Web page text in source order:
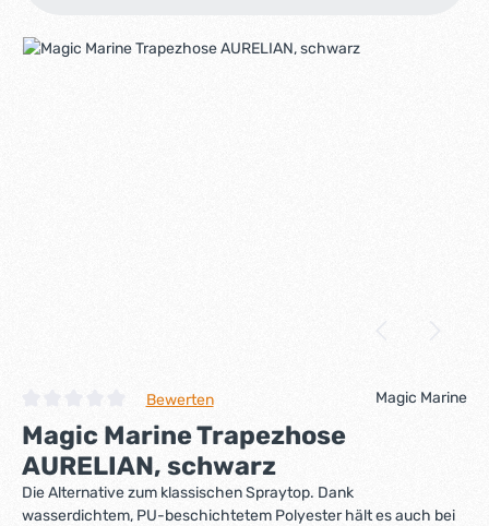
Bildergalerie überspringen
Durchschnittliche Bewertung von 0 von 5 Sternen
Bewerten Magic Marine
Magic Marine Trapezhose
AURELIAN, schwarz
Die Alternative zum klassischen Spraytop. Dank
wasserdichtem, PU-beschichtetem Polyester hält es auch bei